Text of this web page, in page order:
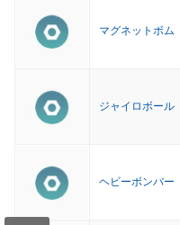
マグネットボム
ジャイロボール
ヘビーボンバー